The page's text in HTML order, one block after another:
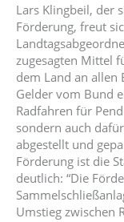
Lars Klingbeil, der
Förderung, freut
zugesagten Mittel
dem Land an allen
Gelder vom Bund
Radfahren für
sondern auch
abgestellt und
Förderung ist die
deutlich: “Die
Umstieg zwischen